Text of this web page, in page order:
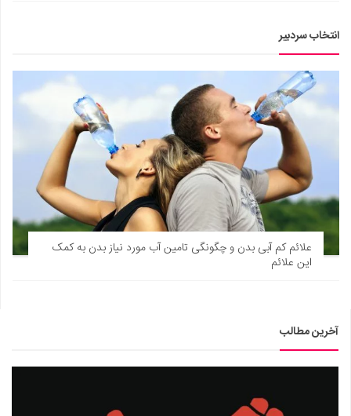
انتخاب سردبیر
علائم کم آبی بدن و چگونگی تامین آب مورد نیاز بدن به کمک
این علائم
آخرین مطالب